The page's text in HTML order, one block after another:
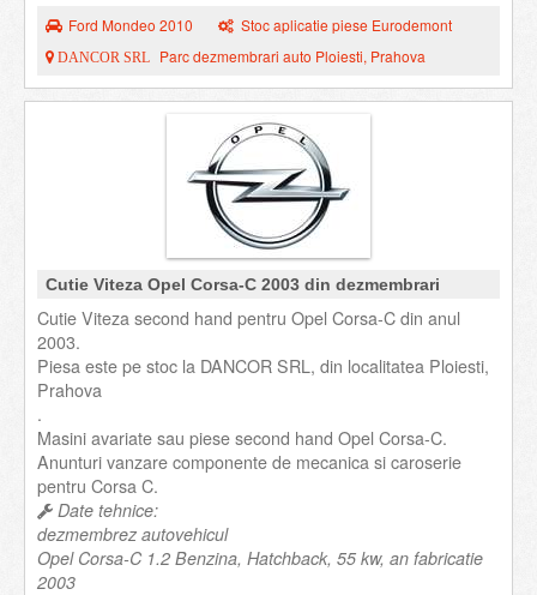
Ford Mondeo 2010 Stoc aplicatie piese Eurodemont
DANCOR SRL Parc dezmembrari auto Ploiesti, Prahova
Cutie Viteza Opel Corsa-C 2003 din dezmembrari
Cutie Viteza second hand pentru Opel Corsa-C din anul
2003.
Piesa este pe stoc la DANCOR SRL, din localitatea Ploiesti,
Prahova
.
Masini avariate sau piese second hand Opel Corsa-C.
Anunturi vanzare componente de mecanica si caroserie
pentru Corsa C.
Date tehnice:
dezmembrez autovehicul
Opel Corsa-C 1.2 Benzina, Hatchback, 55 kw, an fabricatie
2003